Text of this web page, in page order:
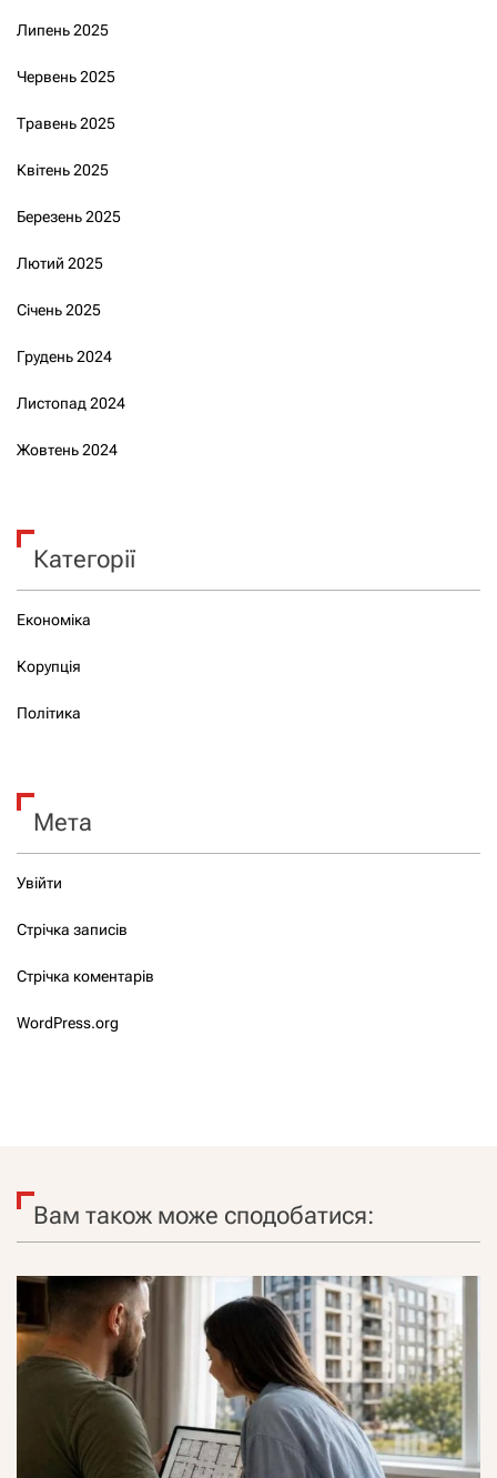
Липень 2025
Червень 2025
Травень 2025
Квітень 2025
Березень 2025
Лютий 2025
Січень 2025
Грудень 2024
Листопад 2024
Жовтень 2024
Категорії
Економіка
Корупція
Політика
Мета
Увійти
Стрічка записів
Стрічка коментарів
WordPress.org
Вам також може сподобатися: